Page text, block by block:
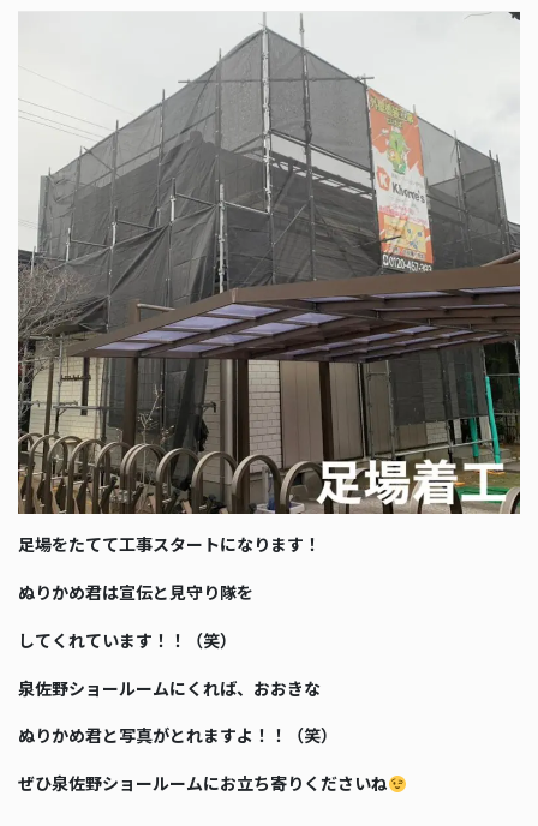
足場をたてて工事スタートになります！
ぬりかめ君は宣伝と見守り隊を
してくれています！！（笑）
泉佐野ショールームにくれば、おおきな
ぬりかめ君と写真がとれますよ！！（笑）
ぜひ泉佐野ショールームにお立ち寄りくださいね